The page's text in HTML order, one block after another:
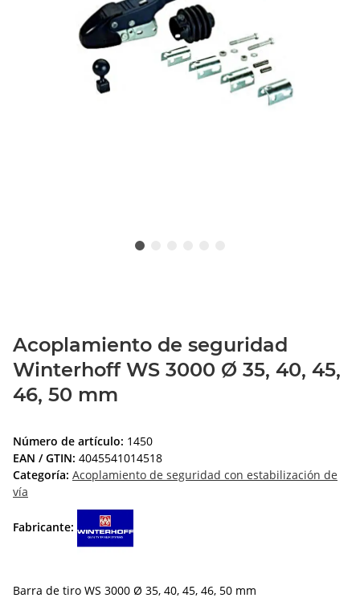
Acoplamiento de seguridad
Winterhoff WS 3000 Ø 35, 40, 45,
46, 50 mm
Número de artículo: 1450
EAN / GTIN: 4045541014518
Categoría: Acoplamiento de seguridad con estabilización de
vía
Fabricante:
Barra de tiro WS 3000 Ø 35, 40, 45, 46, 50 mm